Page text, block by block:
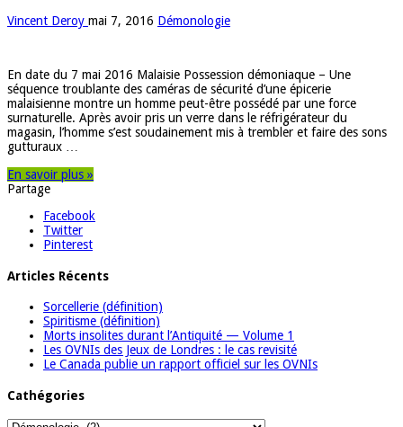
Vincent Deroy mai 7, 2016 Démonologie
En date du 7 mai 2016 Malaisie Possession démoniaque – Une
séquence troublante des caméras de sécurité d’une épicerie
malaisienne montre un homme peut-être possédé par une force
surnaturelle. Après avoir pris un verre dans le réfrigérateur du
magasin, l’homme s’est soudainement mis à trembler et faire des sons
gutturaux …
En savoir plus »
Partage
Facebook
Twitter
Pinterest
Articles Récents
Sorcellerie (définition)
Spiritisme (définition)
Morts insolites durant l’Antiquité — Volume 1
Les OVNIs des Jeux de Londres : le cas revisité
Le Canada publie un rapport officiel sur les OVNIs
Cathégories